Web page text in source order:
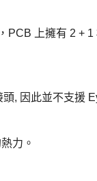
PCB 上擁有 2 + 1
, 因此並不支援
力。